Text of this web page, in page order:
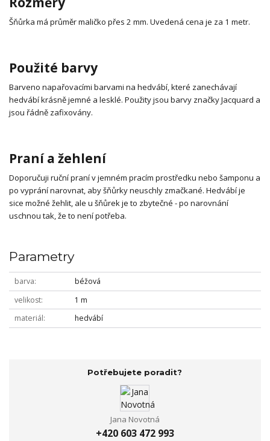
Šňůrka má průměr maličko přes 2 mm. Uvedená cena je za 1 metr.
Použité barvy
Barveno napařovacími barvami na hedvábí, které zanechávají
hedvábí krásně jemné a lesklé. Použity jsou barvy značky Jacquard a
jsou řádně zafixovány.
Praní a žehlení
Doporučuji ruční praní v jemném pracím prostředku nebo šamponu a
po vyprání narovnat, aby šňůrky neuschly zmačkané. Hedvábí je
sice možné žehlit, ale u šňůrek je to zbytečné - po narovnání
uschnou tak, že to není potřeba.
Parametry
barva
béžová
velikost
1 m
materiál
hedvábí
Potřebujete poradit?
Jana Novotná
+420 603 472 993